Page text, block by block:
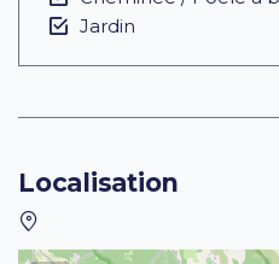
Jardin
Localisation